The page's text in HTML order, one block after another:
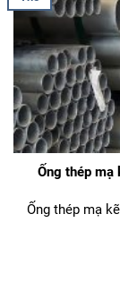
Ống thép
Ống thép mạ